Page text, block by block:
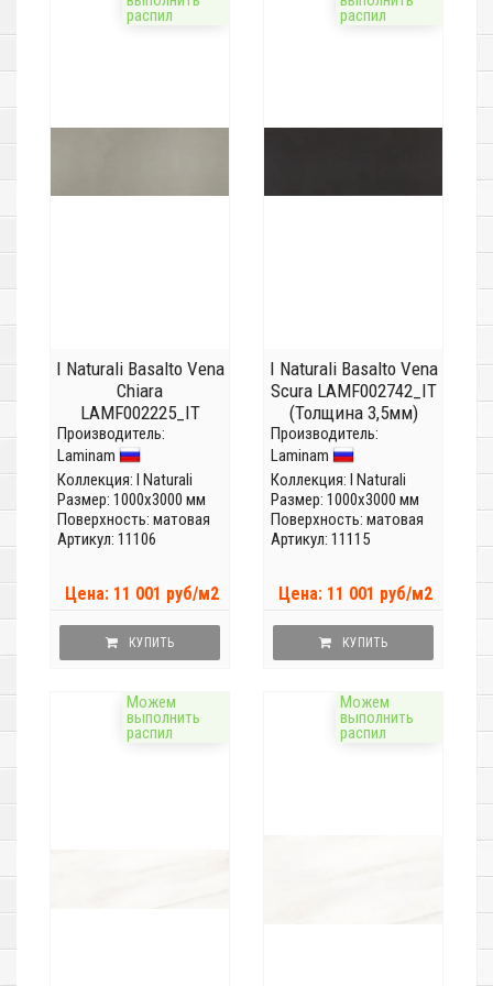
распил
I Naturali Basalto Vena
Chiara
LAMF002225_IT
(Толщина 3,5мм)
Производитель:
Laminam
Коллекция: I Naturali
Размер: 1000x3000 мм
Поверхность: матовая
Артикул: 11106
Цена: 11 001 руб/м2
КУПИТЬ
распил
I Naturali Basalto Vena
Scura LAMF002742_IT
(Толщина 3,5мм)
Производитель:
Laminam
Коллекция: I Naturali
Размер: 1000x3000 мм
Поверхность: матовая
Артикул: 11115
Цена: 11 001 руб/м2
КУПИТЬ
Можем
выполнить
распил
Можем
выполнить
распил